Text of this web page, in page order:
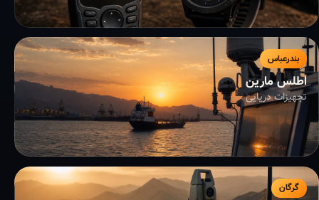
بندرعباس
اطلس مارین
تجهیزات دریایی
گرگان